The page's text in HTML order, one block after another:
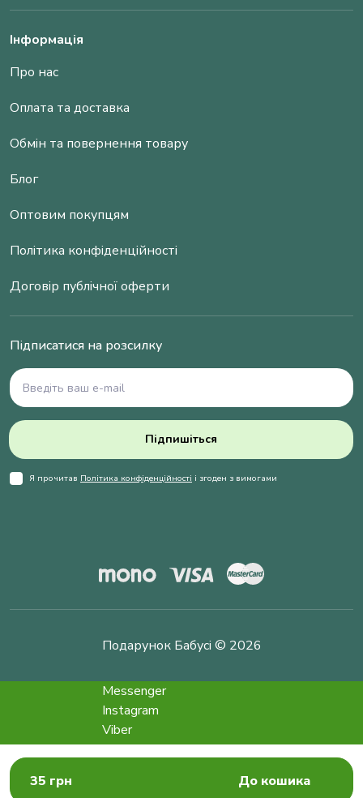
35 грн До кошика
Інформація
Про нас
Оплата та доставка
Обмін та повернення товару
Блог
Оптовим покупцям
Політика конфіденційності
Договір публічної оферти
Підписатися на розсилку
Підпишіться
Я прочитав Політика конфіденційності і згоден з вимогами
Подарунок Бабусі © 2026
Messenger
Instagram
Viber
Telegram